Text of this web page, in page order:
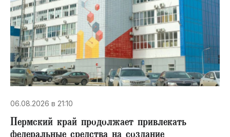
06.08.2026 в 21:10
Пермский край продолжает привлекать